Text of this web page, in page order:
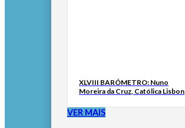
XLVIII BARÓMETRO: Nuno
Moreira da Cruz, Católica Lisbon
VER MAIS